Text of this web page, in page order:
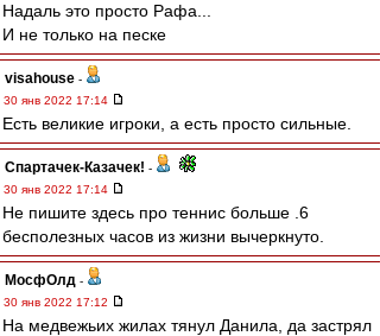
Надаль это просто Рафа...
И не только на песке
visahouse -
30 янв 2022 17:14
Есть великие игроки, а есть просто сильные.
Спартачек-Казачек! -
30 янв 2022 17:14
Не пишите здесь про теннис больше .6
бесполезных часов из жизни вычеркнуто.
МосфОлд -
30 янв 2022 17:12
На медвежьих жилах тянул Данила, да застрял